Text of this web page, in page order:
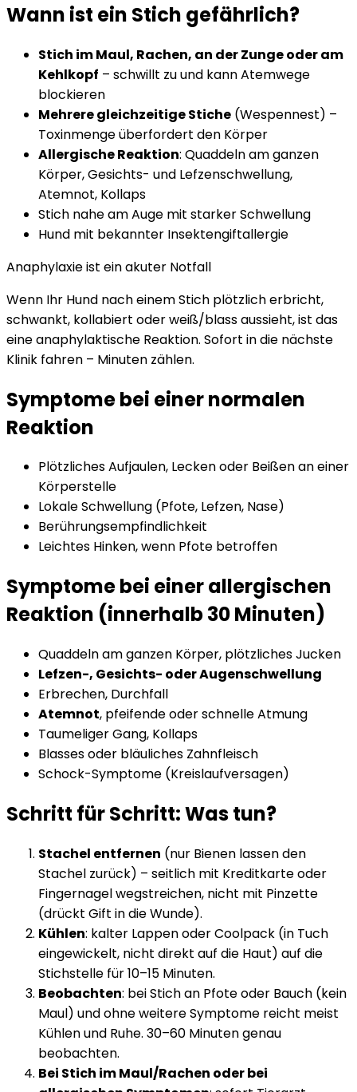
Wann ist ein Stich gefährlich?
Stich im Maul, Rachen, an der Zunge oder am
Kehlkopf – schwillt zu und kann Atemwege
blockieren
Mehrere gleichzeitige Stiche (Wespennest) –
Toxinmenge überfordert den Körper
Allergische Reaktion: Quaddeln am ganzen
Körper, Gesichts- und Lefzenschwellung,
Atemnot, Kollaps
Stich nahe am Auge mit starker Schwellung
Hund mit bekannter Insektengiftallergie
Anaphylaxie ist ein akuter Notfall
Wenn Ihr Hund nach einem Stich plötzlich erbricht,
schwankt, kollabiert oder weiß/blass aussieht, ist das
eine anaphylaktische Reaktion. Sofort in die nächste
Klinik fahren – Minuten zählen.
Symptome bei einer normalen
Reaktion
Plötzliches Aufjaulen, Lecken oder Beißen an einer
Körperstelle
Lokale Schwellung (Pfote, Lefzen, Nase)
Berührungsempfindlichkeit
Leichtes Hinken, wenn Pfote betroffen
Symptome bei einer allergischen
Reaktion (innerhalb 30 Minuten)
Quaddeln am ganzen Körper, plötzliches Jucken
Lefzen-, Gesichts- oder Augenschwellung
Erbrechen, Durchfall
Atemnot, pfeifende oder schnelle Atmung
Taumeliger Gang, Kollaps
Blasses oder bläuliches Zahnfleisch
Schock-Symptome (Kreislaufversagen)
Schritt für Schritt: Was tun?
Stachel entfernen (nur Bienen lassen den
Stachel zurück) – seitlich mit Kreditkarte oder
Fingernagel wegstreichen, nicht mit Pinzette
(drückt Gift in die Wunde).
Kühlen: kalter Lappen oder Coolpack (in Tuch
eingewickelt, nicht direkt auf die Haut) auf die
Stichstelle für 10–15 Minuten.
Beobachten: bei Stich an Pfote oder Bauch (kein
Maul) und ohne weitere Symptome reicht meist
Kühlen und Ruhe. 30–60 Minuten genau
beobachten.
Bei Stich im Maul/Rachen oder bei